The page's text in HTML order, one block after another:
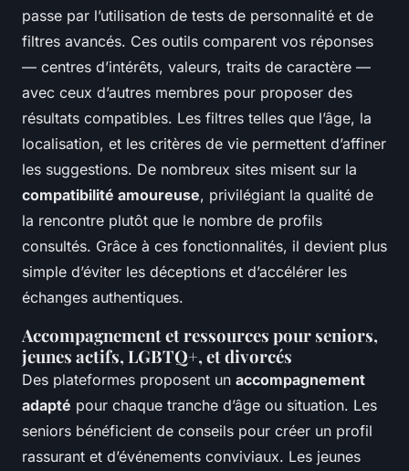
passe par l’utilisation de tests de personnalité et de
filtres avancés. Ces outils comparent vos réponses
— centres d’intérêts, valeurs, traits de caractère —
avec ceux d’autres membres pour proposer des
résultats compatibles. Les filtres telles que l’âge, la
localisation, et les critères de vie permettent d’affiner
les suggestions. De nombreux sites misent sur la
compatibilité amoureuse, privilégiant la qualité de
la rencontre plutôt que le nombre de profils
consultés. Grâce à ces fonctionnalités, il devient plus
simple d’éviter les déceptions et d’accélérer les
échanges authentiques.
Accompagnement et ressources pour seniors,
jeunes actifs, LGBTQ+, et divorcés
Des plateformes proposent un accompagnement
adapté pour chaque tranche d’âge ou situation. Les
seniors bénéficient de conseils pour créer un profil
rassurant et d’événements conviviaux. Les jeunes